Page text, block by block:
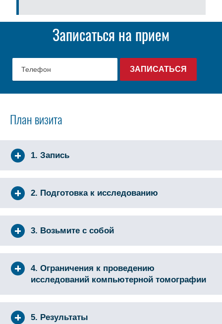
Записаться на прием
План визита
1. Запись
2. Подготовка к исследованию
3. Возьмите с собой
4. Ограничения к проведению
исследований компьютерной томографии
5. Результаты